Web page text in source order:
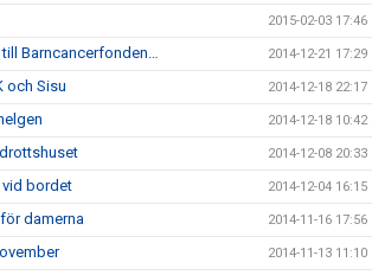
2015-02-03 17:46
till Barncancerfonden… 2014-12-21 17:29
och Sisu 2014-12-18 22:17
2014-12-18 10:42
2014-12-08 20:33
vid bordet 2014-12-04 16:15
damerna 2014-11-16 17:56
2014-11-13 11:10